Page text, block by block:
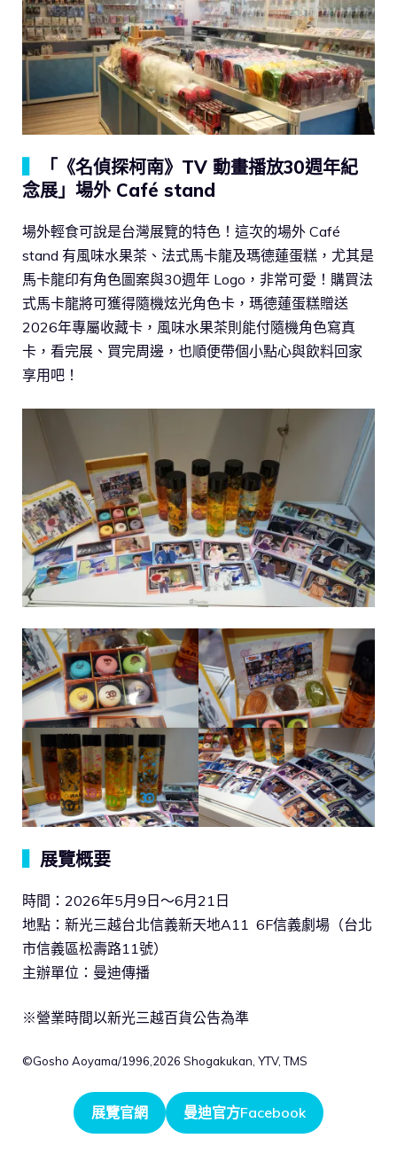
「《名偵探柯南》TV 動畫播放30週年紀
念展」場外 Café stand
場外輕食可說是台灣展覽的特色！這次的場外 Café
stand 有風味水果茶、法式馬卡龍及瑪德蓮蛋糕，尤其是
馬卡龍印有角色圖案與30週年 Logo，非常可愛！購買法
式馬卡龍將可獲得隨機炫光角色卡，瑪德蓮蛋糕贈送
2026年專屬收藏卡，風味水果茶則能付隨機角色寫真
卡，看完展、買完周邊，也順便帶個小點心與飲料回家
享用吧！
展覽概要
時間：2026年5月9日～6月21日
地點：新光三越台北信義新天地A11 6F信義劇場（台北
市信義區松壽路11號）
主辦單位：曼迪傳播
※營業時間以新光三越百貨公告為準
©Gosho Aoyama/1996,2026 Shogakukan, YTV, TMS
展覽官網 曼迪官方Facebook